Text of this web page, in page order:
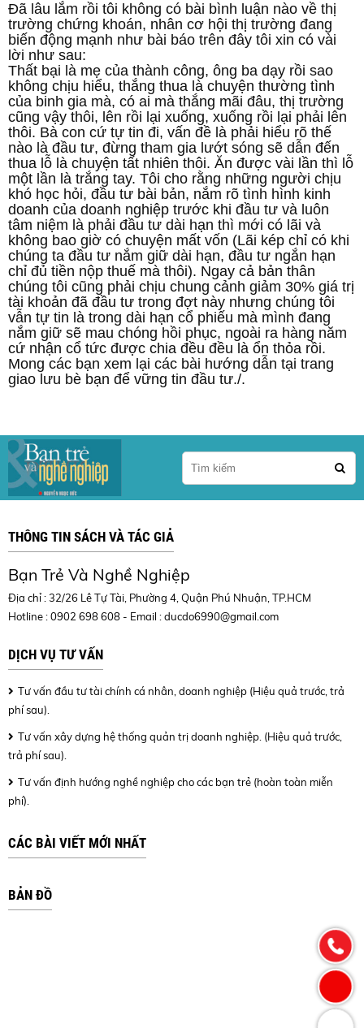
Đã lâu lắm rồi tôi không có bài bình luận nào về thị
trường chứng khoán, nhân cơ hội thị trường đang
biến động mạnh như bài báo trên đây tôi xin có vài
lời như sau:
Thất bại là mẹ của thành công, ông ba dạy rồi sao
không chịu hiểu, thắng thua là chuyện thường tình
của binh gia mà, có ai mà thắng mãi đâu, thị trường
cũng vậy thôi, lên rồi lại xuống, xuống rồi lại phải lên
thôi. Bà con cứ tự tin đi, vấn đề là phải hiểu rõ thế
nào là đầu tư, đừng tham gia lướt sóng sẽ dẫn đến
thua lỗ là chuyện tất nhiên thôi. Ăn được vài lần thì lỗ
một lần là trắng tay. Tôi cho rằng những người chịu
khó học hỏi, đầu tư bài bản, nắm rõ tình hình kinh
doanh của doanh nghiệp trước khi đầu tư và luôn
tâm niệm là phải đầu tư dài hạn thì mới có lãi và
không bao giờ có chuyện mất vốn (Lãi kép chỉ có khi
chúng ta đầu tư nắm giữ dài hạn, đầu tư ngắn hạn
chỉ đủ tiền nộp thuế mà thôi). Ngay cả bản thân
chúng tôi cũng phải chịu chung cảnh giảm 30% giá trị
tài khoản đã đầu tư trong đợt này nhưng chúng tôi
vẫn tự tin là trong dài hạn cổ phiếu mà mình đang
nắm giữ sẽ mau chóng hồi phục, ngoài ra hàng năm
cứ nhận cổ tức được chia đều đều là ổn thỏa rồi.
Mong các bạn xem lại các bài hướng dẫn tại trang
giao lưu bè bạn để vững tin đầu tư./.
THÔNG TIN SÁCH VÀ TÁC GIẢ
Bạn Trẻ Và Nghề Nghiệp
Địa chỉ : 32/26 Lê Tự Tài, Phường 4, Quận Phú Nhuận, TP.HCM
Hotline : 0902 698 608 - Email :ducdo6990@gmail.com
DỊCH VỤ TƯ VẤN
Tư vấn đầu tư tài chính cá nhân, doanh nghiệp (Hiệu quả trước, trả
phí sau).
Tư vấn xây dựng hệ thống quản trị doanh nghiệp. (Hiệu quả trước,
trả phí sau).
Tư vấn định hướng nghề nghiệp cho các bạn trẻ (hoàn toàn miễn
phí).
CÁC BÀI VIẾT MỚI NHẤT
BẢN ĐỒ